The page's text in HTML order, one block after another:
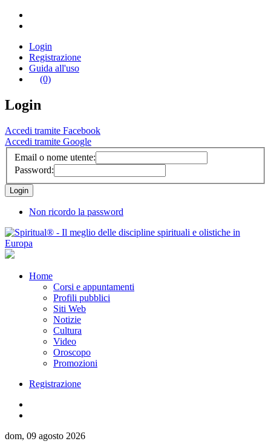
Login
Registrazione
Guida all'uso
(0)
Login
Accedi tramite Facebook
Accedi tramite Google
Email o nome utente:
Password:
Non ricordo la password
Home
Corsi e appuntamenti
Profili pubblici
Siti Web
Notizie
Cultura
Video
Oroscopo
Promozioni
Registrazione
dom, 09 agosto 2026